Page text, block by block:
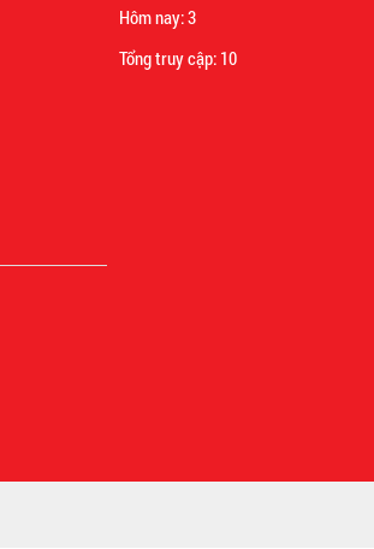
Hôm nay:3
Tổng truy cập: 10